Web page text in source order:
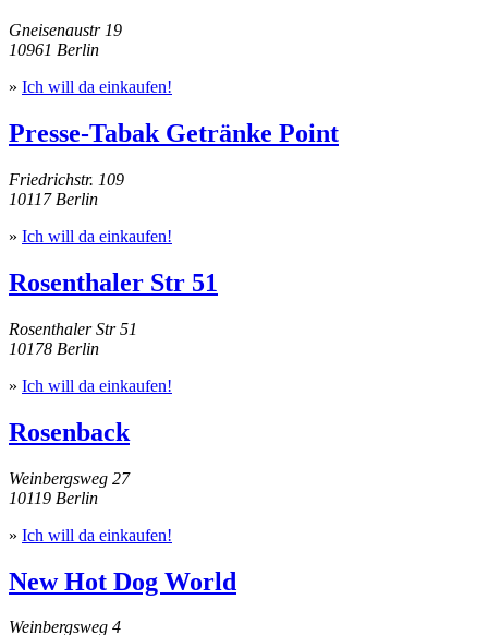
Gneisenaustr 19
10961 Berlin
» Ich will da einkaufen!
Presse-Tabak Getränke Point
Friedrichstr. 109
10117 Berlin
» Ich will da einkaufen!
Rosenthaler Str 51
Rosenthaler Str 51
10178 Berlin
» Ich will da einkaufen!
Rosenback
Weinbergsweg 27
10119 Berlin
» Ich will da einkaufen!
New Hot Dog World
Weinbergsweg 4